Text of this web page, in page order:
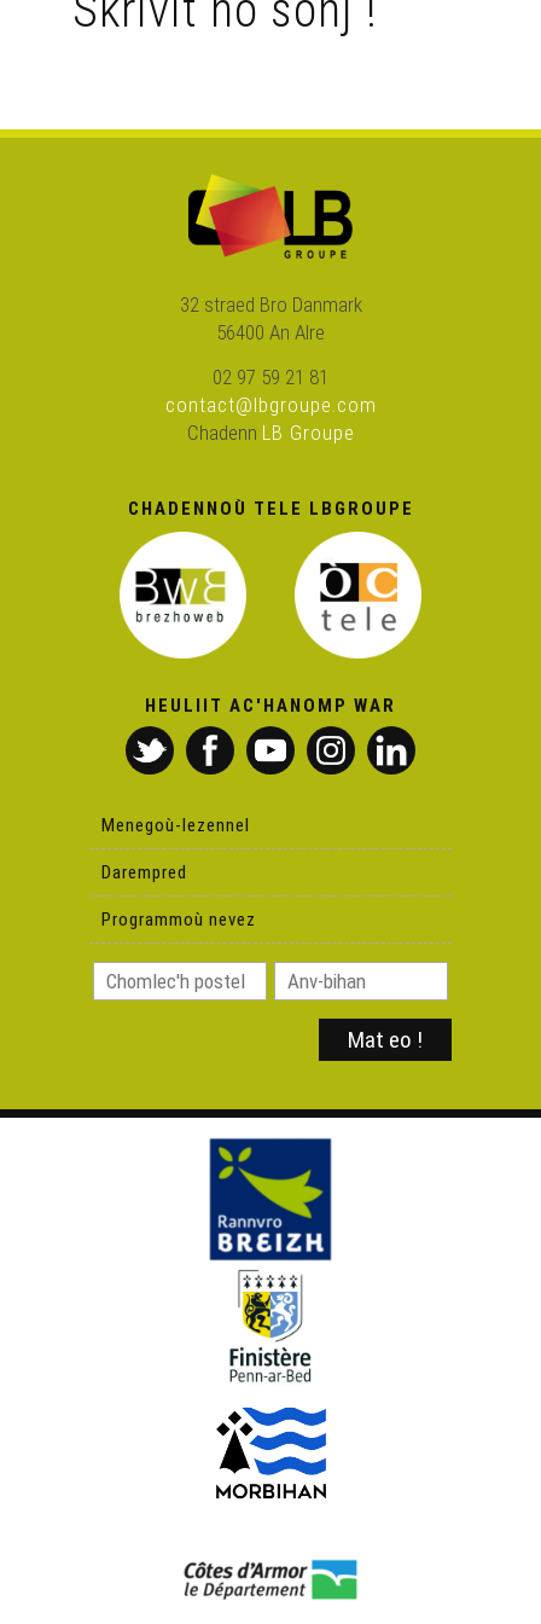
Insch Band - Chloé's passion
Yann Tiersen – Penn ar Roc'h
Kaou an Davay - Ar Falc'hon
Jakez ar Borgn - Brennig ar C'hurnig
Teir - Trinkamp marc'hadour
Fantig
Teir - Kog an dogan
Insch Band - The Humours of Goastom
Annie Ebrel hag Anne Auffret - Ar falc'herien
Dour Pottier Trio (2)
Jakez ar Borgn - Koumoul du
Awen Plougoulm - Ar c'hazh hag an Heol (kanaouenn
divyezhek)
Annie Ebrel hag Anne Auffret - Ar plac'hig hag ene he
Annie Ebrel ha Noluèn er Buhé - Dañs tro
Annie Ebrel ha Riccardo del Fra - Skolvan
Rozenn Talec
Enora ha Marie Berardy - Ar serjant major
32 straed Bro Danmark
56400 An Alre
02 97 59 21 81
contact@lbgroupe.com
Chadenn LB Groupe
CHADENNOÙ TELE LBGROUPE
HEULIIT AC'HANOMP WAR
Menegoù-lezennel
Darempred
Programmoù nevez